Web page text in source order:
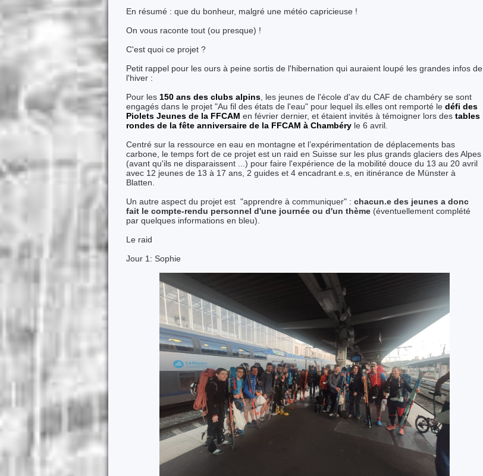
En résumé : que du bonheur, malgré une météo capricieuse !
On vous raconte tout (ou presque) !
C'est quoi ce projet ?
Petit rappel pour les ours à peine sortis de l'hibernation qui auraient loupé les grandes infos de
l'hiver :
Pour les 150 ans des clubs alpins , les jeunes de l'école d'av du CAF de chambéry se sont
engagés dans le projet "Au fil des états de l'eau" pour lequel ils.elles ont remporté le défi des
Piolets Jeunes de la FFCAM en février dernier, et étaient invités à témoigner lors des tables
rondes de la fête anniversaire de la FFCAM à Chambéry le 6 avril.
Centré sur la ressource en eau en montagne et l’expérimentation de déplacements bas
carbone, le temps fort de ce projet est un raid en Suisse sur les plus grands glaciers des Alpes
(avant qu'ils ne disparaissent ...) pour faire l'expérience de la mobilité douce du 13 au 20 avril
avec 12 jeunes de 13 à 17 ans, 2 guides et 4 encadrant.e.s, en itinérance de Münster à
Blatten.
Un autre aspect du projet est "apprendre à communiquer" : chacun.e des jeunes a donc
fait le compte-rendu personnel d'une journée ou d'un thème (éventuellement complété
par quelques informations en bleu).
Le raid
Jour 1: Sophie